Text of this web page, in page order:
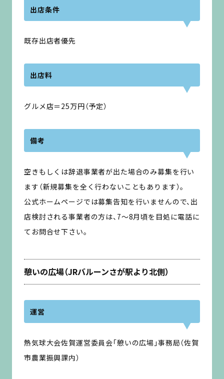
出店条件
既存出店者優先
出店料
グルメ店＝25万円（予定）
備考
空きもしくは辞退事業者が出た場合のみ募集を行い
ます（新規募集を全く行わないこともあります）。
公式ホームページでは募集告知を行いませんので、出
店検討される事業者の方は、7〜8月頃を目処に電話に
てお問合せ下さい。
憩いの広場（JRバルーンさが駅より北側）
運営
熱気球大会佐賀運営委員会「憩いの広場」事務局（佐賀
市農業振興課内）